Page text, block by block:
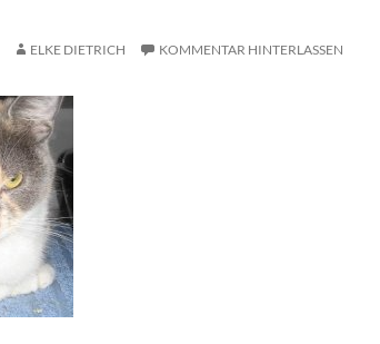
ELKE DIETRICH KOMMENTAR HINTERLASSEN